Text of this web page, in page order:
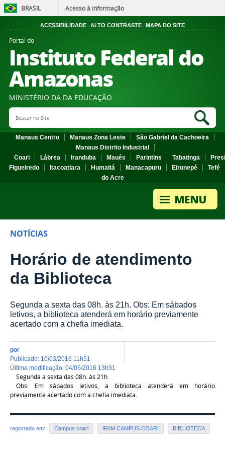
BRASIL Acesso à informação
ACESSIBILIDADE ALTO CONTRASTE MAPA DO SITE
Portal do
Instituto Federal do
Amazonas
MINISTÉRIO DA DA EDUCAÇÃO
Search Site
Manaus Centro Manaus Zona Leste
São Gabriel da Cachoeira
Manaus Distrito Industrial
Coari
Lábrea Iranduba Maués Parintins Tabatinga
Figueiredo
Itacoatiara Humaitá Manacapuru Eirunepé
Tefé
do Acre
NOTÍCIAS
Horário de atendimento
da Biblioteca
Segunda a sexta das 08h. às 21h. Obs: Em sábados
letivos, a biblioteca atenderá em horário previamente
acertado com a chefia imediata.
por
publicado: 10/03/2016 11h51
última modificação: 04/05/2016 13h31
Segunda asexta das 08h. às 21h.
Obs: Em sábados letivos, a biblioteca atenderá em horário
previamente acertado com a chefia imediata.
registrado em: Campus coari IFAM CAMPUS COARI BIBLIOTECA